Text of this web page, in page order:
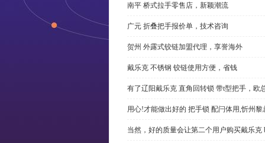
南平 桥式拉手零售店，新颖潮流
广元 折叠把手报价单，技术咨询
贺州 外露式铰链加盟代理，享誉海外
戴乐克 不锈钢 铰链使用方便，省钱
有了辽阳戴乐克 直角回转锁 带t型把手，欧
用心!才能做出好的 把手锁 配闩体用,忻州黎
当然，好的质量会让第二个用户购买戴乐克